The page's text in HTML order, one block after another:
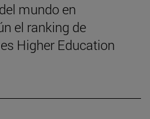
mundo en
el ranking de
Higher Education